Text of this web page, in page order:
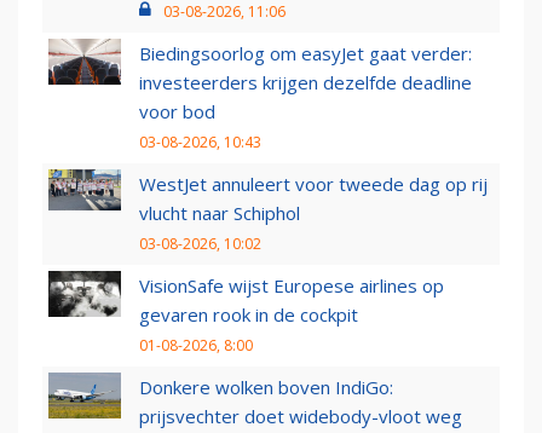
03-08-2026, 11:06
Biedingsoorlog om easyJet gaat verder:
investeerders krijgen dezelfde deadline
voor bod
03-08-2026, 10:43
WestJet annuleert voor tweede dag op rij
vlucht naar Schiphol
03-08-2026, 10:02
VisionSafe wijst Europese airlines op
gevaren rook in de cockpit
01-08-2026, 8:00
Donkere wolken boven IndiGo:
prijsvechter doet widebody-vloot weg